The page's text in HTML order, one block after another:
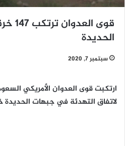
قوى
الحديدة
سبتمبر 7, 2020
لاتفاق التهدئة في جبهات الحديدة خلال الـ24